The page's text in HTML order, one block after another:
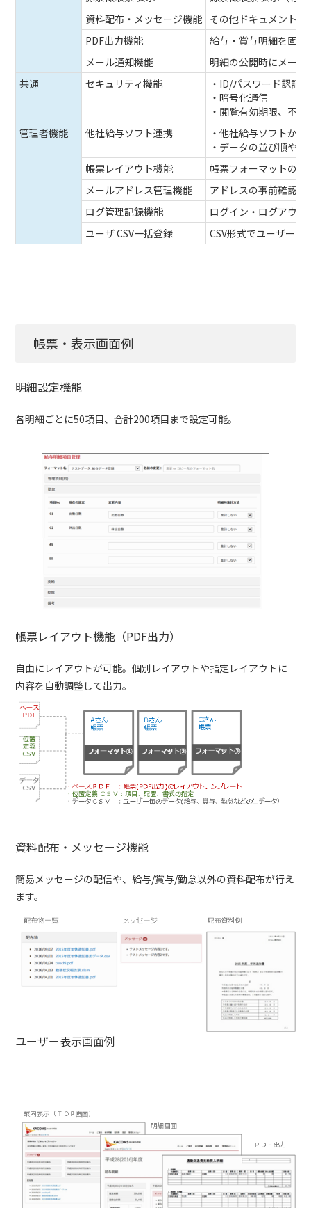
資料配布・メッセージ機能 その他ドキュメント
PDF出力機能
給与・賞与明細を固
メール通知機能
明細の公開時にメー
共通
セキュリティ機能
・ID/パスワード認証
・暗号化通信
・閲覧有効期限、不
管理者機能
他社給与ソフト連携
・他社給与ソフトか
・データの並び順や
帳票レイアウト機能
帳票フォーマットの
メールアドレス管理機能
アドレスの事前確認
ログ管理記録機能
ログイン・ログアウ
ユーザ CSV一括登録
CSV形式でユーザーの
帳票・表示画面例
明細設定機能
各明細ごとに50項目、合計200項目まで設定可能。
帳票レイアウト機能（PDF出力）
自由にレイアウトが可能。個別レイアウトや指定レイアウトに
内容を自動調整して出力。
資料配布・メッセージ機能
簡易メッセージの配信や、給与/賞与/勤怠以外の資料配布が行え
ます。
ユーザー表示画面例